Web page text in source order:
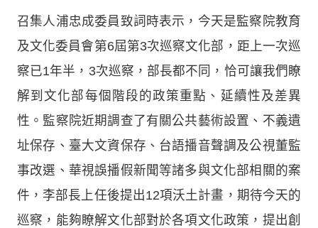
召集人浦忠成委員致詞時表示，今天是監察院教育
及文化委員會第6屆第3次巡察文化部，距上一次巡
察已1年半，3次巡察，部長都不同，恰可讓我們瞭
解到文化部每個階段的政策重點、延續性及差異
性。監察院近期調查了有關公共藝術設置、不義遺
址保存、臺大文資保存、台語播音聲調及公視董監
事改選、華視誤播假新聞等諸多與文化部相關的案
件，李部長上任後提出12項沃土計畫，期待今天的
巡察，能夠瞭解文化部對於各項文化政策，提出創